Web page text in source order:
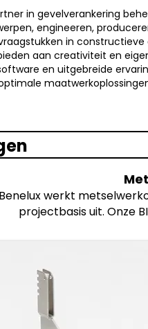
in gevelverankering
engineeren,
in constructieve
aan creativiteit en
en uitgebreide
werkt
projectbasis uit. Onze